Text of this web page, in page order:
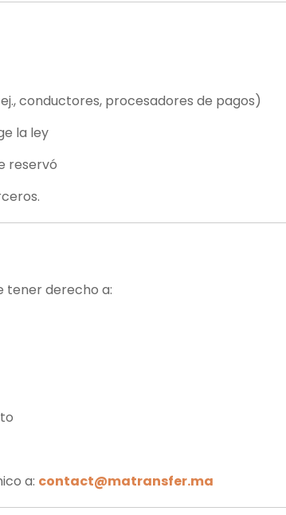
conductores, procesadores de pagos)
la ley
reservó
tener derecho a:
a: contact@matransfer.ma